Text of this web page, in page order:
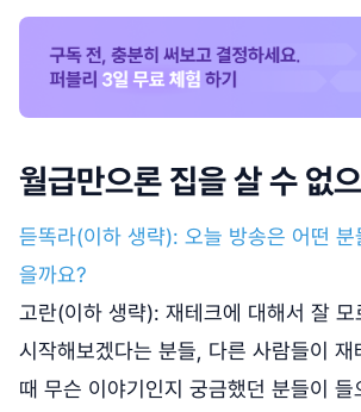
월급만으론 집을 살 수 없
듣똑라(이하 생략): 오늘 방송은 어떤 분
을까요?
고란(이하 생략): 재테크에 대해서 잘 모
시작해보겠다는 분들, 다른 사람들이
때 무슨 이야기인지 궁금했던 분들이